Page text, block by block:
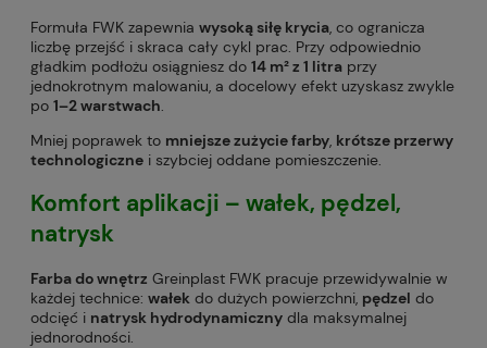
Formuła FWK zapewnia wysoką siłę krycia, co ogranicza
liczbę przejść i skraca cały cykl prac. Przy odpowiednio
gładkim podłożu osiągniesz do 14 m² z 1 litra przy
jednokrotnym malowaniu, a docelowy efekt uzyskasz zwykle
po 1–2 warstwach.
Mniej poprawek to mniejsze zużycie farby, krótsze przerwy
technologiczne i szybciej oddane pomieszczenie.
Komfort aplikacji – wałek, pędzel,
natrysk
Farba do wnętrz Greinplast FWK pracuje przewidywalnie w
każdej technice: wałek do dużych powierzchni, pędzel do
odcięć i natrysk hydrodynamiczny dla maksymalnej
jednorodności.